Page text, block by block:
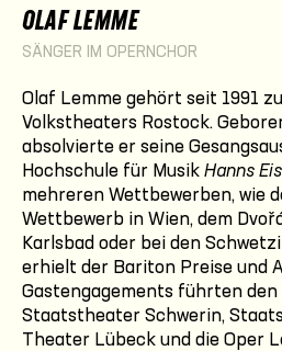
OLAF LEMME
SÄNGER IM OPERNCHOR
Olaf Lemme gehört seit 1991
Volkstheaters Rostock.
absolvierte er seine
Hochschule für Musik Hanns
mehreren Wettbewerben, wie
Wettbewerb in Wien, dem
Karlsbad oder bei den
erhielt der Bariton Preise und
Gastengagements führten den
Staatstheater Schwerin,
Theater Lübeck und die Oper